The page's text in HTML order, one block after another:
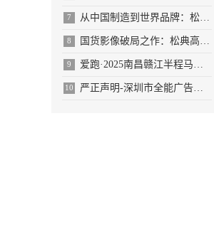
7 从中国制造到世界品牌：松典以自主技术赋能国货影像，开启全球化
8 国货影像破局之作：松典高交会首发大底卡片机，载誉“广东知名品
9 爱跑·2025南昌赣江半程马拉松燃情开跑，舒蕾携手全能广告集
10 严正声明‌-深圳市全能广告集团有限公司